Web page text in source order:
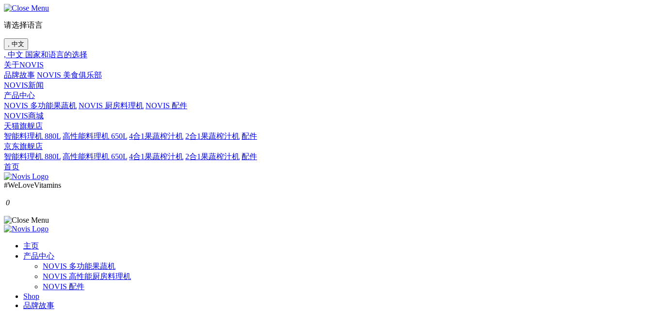
请选择语言
, 中文
, 中文 国家和语言的选择
关于NOVIS
品牌故事 NOVIS 美食俱乐部
NOVIS新闻
产品中心
NOVIS 多功能果蔬机 NOVIS 厨房料理机 NOVIS 配件
NOVIS商城
天猫旗舰店
智能料理机 880L 高性能料理机 650L 4合1果蔬榨汁机 2合1果蔬榨汁机 配件
京东旗舰店
智能料理机 880L 高性能料理机 650L 4合1果蔬榨汁机 2合1果蔬榨汁机 配件
首页
#WeLoveVitamins
0
主页
产品中心
NOVIS 多功能果蔬机
NOVIS 高性能厨房料理机
NOVIS 配件
Shop
品牌故事